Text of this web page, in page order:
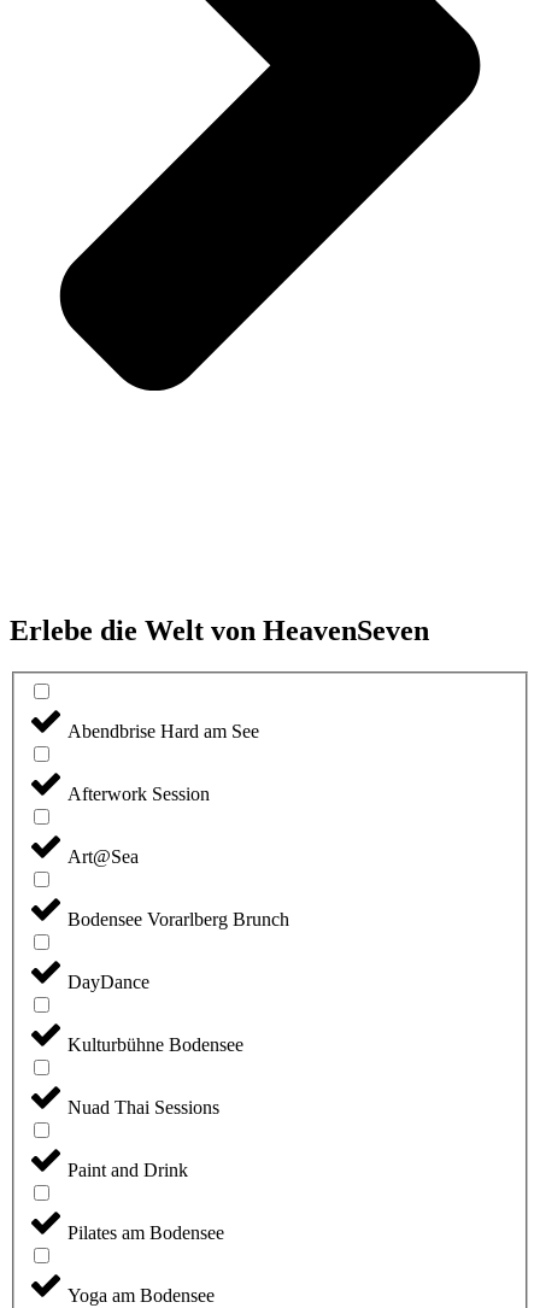
Erlebe die Welt von HeavenSeven
Abendbrise Hard am See
Afterwork Session
Art@Sea
Bodensee Vorarlberg Brunch
DayDance
Kulturbühne Bodensee
Nuad Thai Sessions
Paint and Drink
Pilates am Bodensee
Yoga am Bodensee